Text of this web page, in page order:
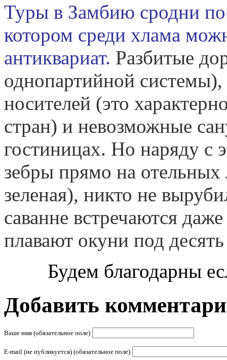
Туры в Замбию сродни
котором среди хлама
антиквариат. Разбитые
однопартийной
носителей (это
стран) и невозможные
гостиницах. Но наряду с
зебры прямо на отельных
зеленая), никто не
саванне встречаются
плавают окуни под
Будем благодарны
Добавить
Ваше имя (обязательное поле)
E-mail (не публикуется) (обязательное поле)